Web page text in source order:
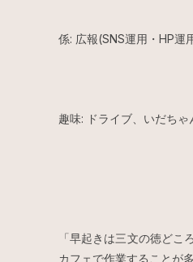
係: 広報(SNS運用・HP運
趣味: ドライブ、いだち
「早起きは三文の徳ど
カフェで作業することが